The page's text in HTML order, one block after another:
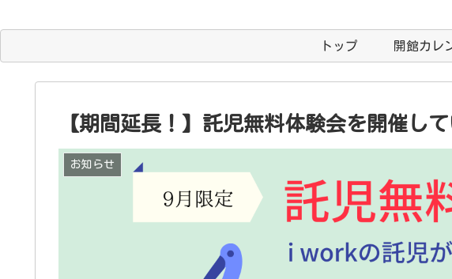
トップ 開館カレ
【期間延長！】託児無料体験会を開催して
お知らせ